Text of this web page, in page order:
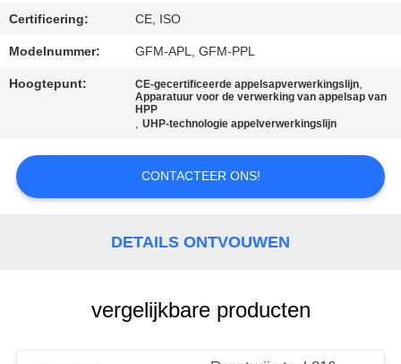
CONTACTEER
ONS
GEVALLEN
Certificering: CE, ISO
Modelnummer: GFM-APL, GFM-PPL
Hoogtepunt: CE-gecertificeerde appelsapverwerkingslijn,
Apparatuur voor de verwerking van appelsap van
HPP
,UHP-technologie appelverwerkingslijn
CONTACTEER ONS!
DETAILS ONTVOUWEN
vergelijkbare producten